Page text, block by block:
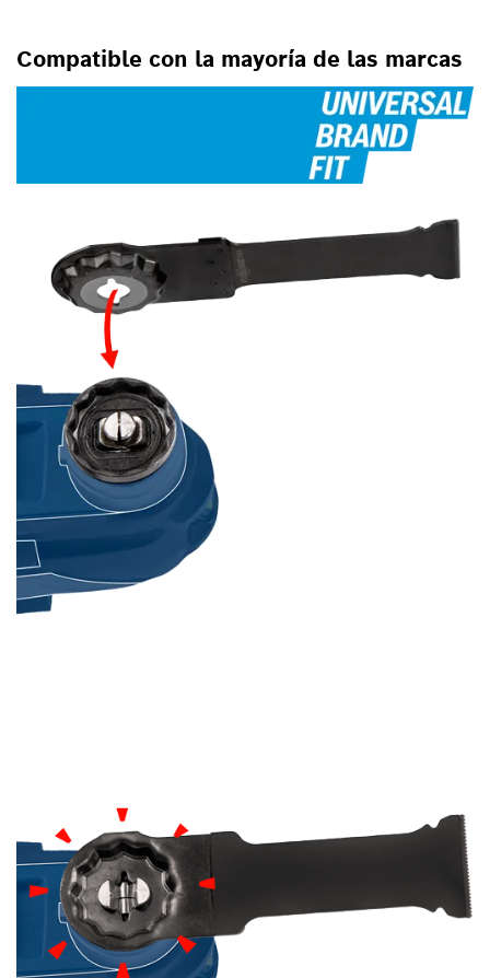
Compatible con la mayoría de las marcas